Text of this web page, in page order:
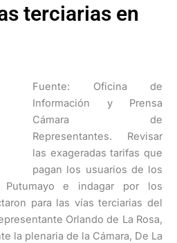
terciarias en
Fuente: Oficina de
Información y Prensa
Cámara de
Representantes. Revisar
las exageradas tarifas que
pagan los usuarios de los
e indagar por los
para las vías terciarias del
Orlando de La Rosa,
la plenaria de la Cámara, De La